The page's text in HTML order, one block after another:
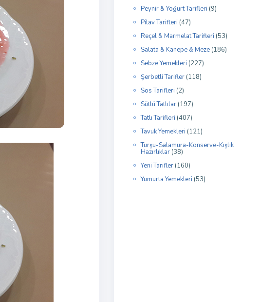
Peynir & Yoğurt Tarifleri (9)
Pilav Tarifleri (47)
Reçel & Marmelat Tarifleri (53)
Salata & Kanepe & Meze (186)
Sebze Yemekleri (227)
Şerbetli Tarifler (118)
Sos Tarifleri (2)
Sütlü Tatlılar (197)
Tatlı Tarifleri (407)
Tavuk Yemekleri (121)
Turşu-Salamura-Konserve-Kışlık
Hazırlıklar (38)
Yeni Tarifler (160)
Yumurta Yemekleri (53)